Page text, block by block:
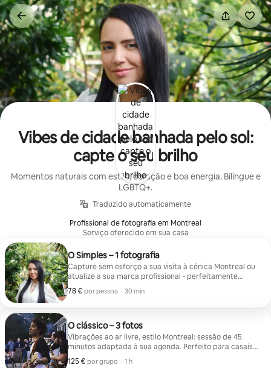
Saltar
para
o
conteúdo
Vibes de cidade banhada pelo sol:
capte o seu brilho
Momentos naturais com estilo, coração e boa energia. Bilíngue e
LGBTQ+.
Traduzido automaticamente
Profissional de fotografia em Montreal
Serviço oferecido em sua casa
O Simples – 1 fotografia
Capture sem esforço a sua visita à cénica Montreal ou
atualize a sua marca profissional - perfeitamente
cronometrado para se adequar à sua agenda
preenchida. Sessão fotográfica ao ar livre de 15 a 30
78 € por pessoa
78 € por pessoa
, · 30 min
O clássico – 3 fotos
Vibrações ao ar livre, estilo Montreal: sessão de 45
minutos adaptada à sua agenda. Perfeito para casais,
amigos, famílias, viagens de trabalho ou músicos. Inclui
125 € por grupo
125 € por grupo
, · 1 h